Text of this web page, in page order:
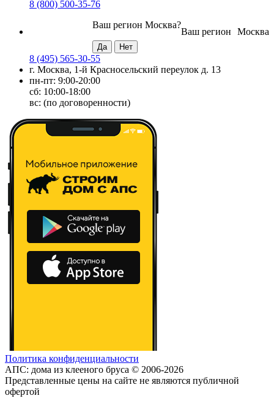
8 (800) 500-35-76
Москва
Ваш регион
Ваш регион Москва?
8 (495) 565-30-55
г. Москва, 1-й Красносельский переулок д. 13
пн-пт: 9:00-20:00
сб: 10:00-18:00
вс: (по договоренности)
Политика конфиденциальности
АПС: дома из клееного бруса © 2006-2026
Представленные цены на сайте не являются публичной
офертой